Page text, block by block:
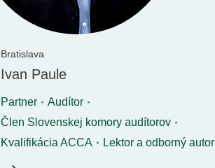
Bratislava
Ivan Paule
Partner
Audítor
Člen Slovenskej komory audítorov
Kvalifikácia ACCA
Lektor a odborný autor